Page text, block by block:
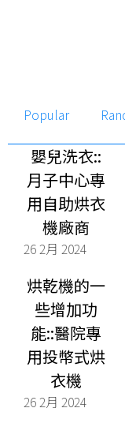
Popular
嬰兒洗衣::
月子中心專
用自助烘衣
機廠商
26 2月 2024
烘乾機的一
些增加功
能::醫院專
用投幣式烘
衣機
26 2月 2024